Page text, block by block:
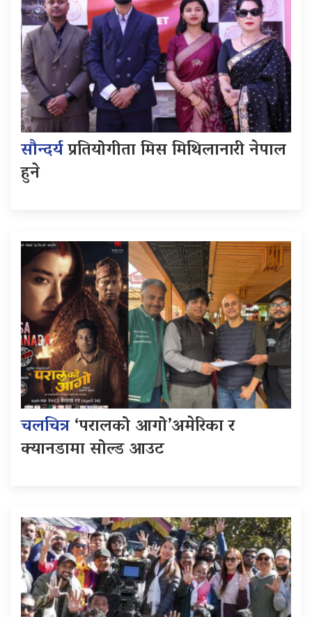
सौन्दर्यप्रतियोगीता मिस मिथिलानारी नेपाल
हुने
चलचित्र‘परालको आगो’अमेरिका र
क्यानडामा सोल्ड आउट